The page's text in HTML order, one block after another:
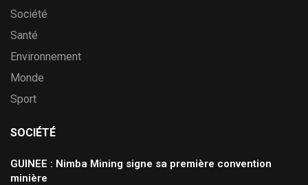
Société
Santé
Environnement
Monde
Sport
SOCIÉTÉ
GUINEE : Nimba Mining signe sa première convention
minière